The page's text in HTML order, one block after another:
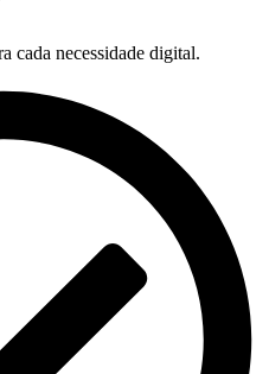
cada necessidade digital.